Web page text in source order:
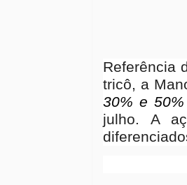
Referência
tricô, a
30% e
julho. A